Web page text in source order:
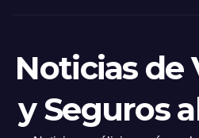
Noticias de
y Seguros